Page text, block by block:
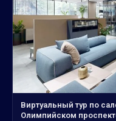
Виртуальный тур по
Олимпийском